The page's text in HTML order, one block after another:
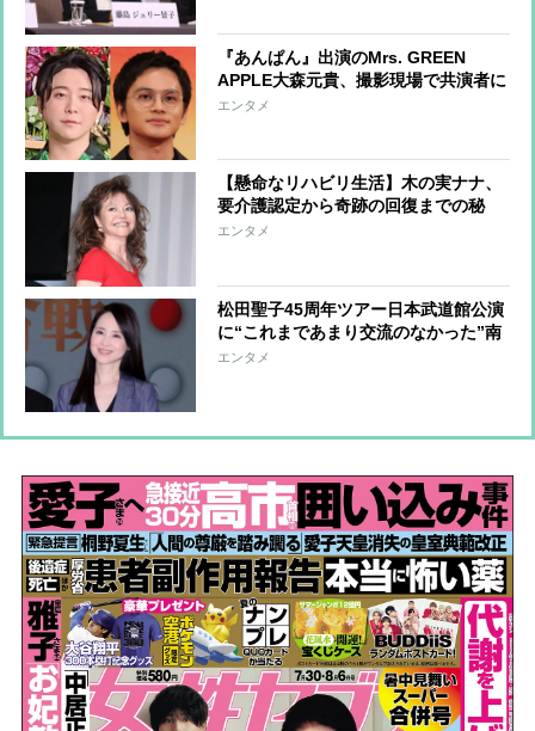
『あんぱん』出演のMrs. GREEN
APPLE大森元貴、撮影現場で共演者に
アドバイスを求める 熱烈指導の北村
エンタメ
【懸命なリハビリ生活】木の実ナナ、
要介護認定から奇跡の回復までの秘
話 自宅でボイトレするなど、復帰に
エンタメ
松田聖子45周年ツアー日本武道館公演
に“これまであまり交流のなかった”南
野陽子が姿を見せた理由 2人は“お揃
エンタメ